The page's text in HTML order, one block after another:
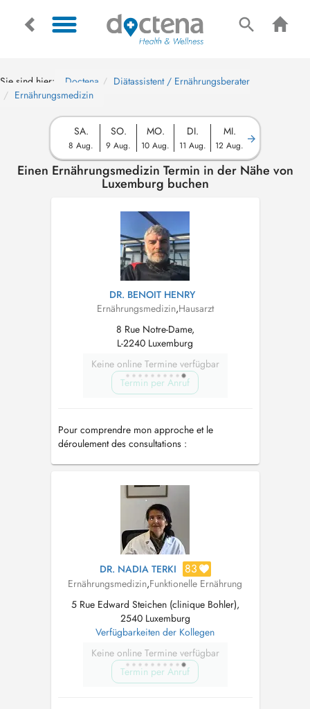
Sie sind hier: Doctena
Diätassistent / Ernährungsberater
Ernährungsmedizin
SA.
8 Aug.
SO.
9 Aug.
MO.
10 Aug.
DI.
11 Aug.
MI.
12 Aug.
Einen Ernährungsmedizin Termin in der Nähe von
Luxemburg buchen
DR. BENOIT HENRY
Ernährungsmedizin,Hausarzt
8 Rue Notre-Dame,
L-2240 Luxemburg
Keine online Termine verfügbar
Termin per Anruf
Pour comprendre mon approche et le
déroulement des consultations :
DR. NADIA TERKI 83
Ernährungsmedizin,Funktionelle Ernährung
5 Rue Edward Steichen (clinique Bohler),
2540 Luxemburg
Verfügbarkeiten der Kollegen
Keine online Termine verfügbar
Termin per Anruf